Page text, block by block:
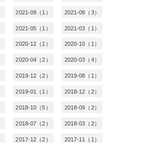
2021-09（1） 2021-08（3）
2021-05（1） 2021-03（1）
2020-12（1） 2020-10（1）
2020-04（2） 2020-03（4）
2019-12（2） 2019-08（1）
2019-01（1） 2018-12（2）
2018-10（5） 2018-09（2）
2018-07（2） 2018-03（2）
2017-12（2） 2017-11（1）